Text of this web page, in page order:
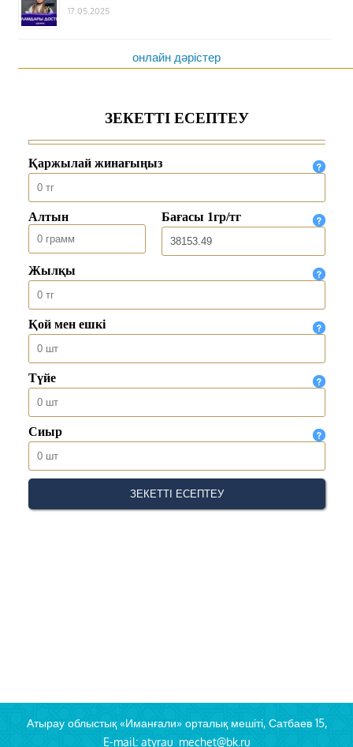
17.05.2025
онлайн дәрістер
Атырау облыстық «Иманғали» орталық мешіті, Сатбаев 15,
E-mail: atyrau_mechet@bk.ru